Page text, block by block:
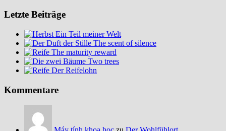
Letzte Beiträge
Ein Teil meiner Welt
The scent of silence
The maturity reward
Two trees
Der Reifelohn
Kommentare